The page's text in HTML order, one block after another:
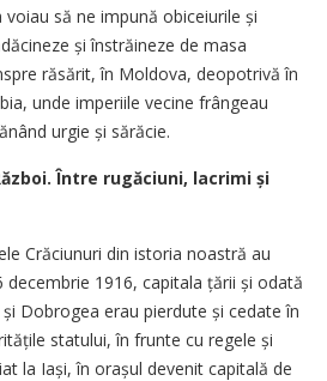
voiau să ne impună obiceiurile și
și înstrăineze de masa
răsărit, în Moldova, deopotrivă în
unde imperiile vecine frângeau
urgie și sărăcie.
Între rugăciuni, lacrimi și
Crăciunuri din istoria noastră au
decembrie 1916, capitala țării și odată
Dobrogea erau pierdute și cedate în
statului, în frunte cu regele și
la Iași, în orașul devenit capitală de